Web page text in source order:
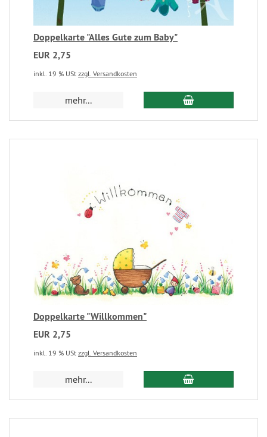
Doppelkarte "Alles Gute zum Baby"
EUR 2,75
inkl. 19 % USt zzgl. Versandkosten
mehr...
Doppelkarte "Willkommen"
EUR 2,75
inkl. 19 % USt zzgl. Versandkosten
mehr...